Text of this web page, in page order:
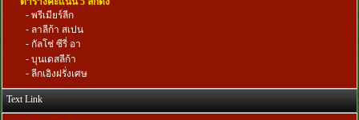
- พรีเมียร์ลีก
- ลาลีก้า สเปน
- กัลโช่ ซีรี่ อา
- บุนเดสลีก้า
- ลีกเอิงฝรั่งเศษ
Text Link